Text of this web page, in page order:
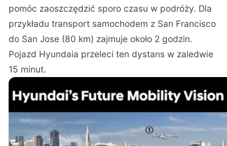
pomóc zaoszczędzić sporo czasu w podróży. Dla
przykładu transport samochodem z San Francisco
do San Jose (80 km) zajmuje około 2 godzin.
Pojazd Hyundaia przeleci ten dystans w zaledwie
15 minut.